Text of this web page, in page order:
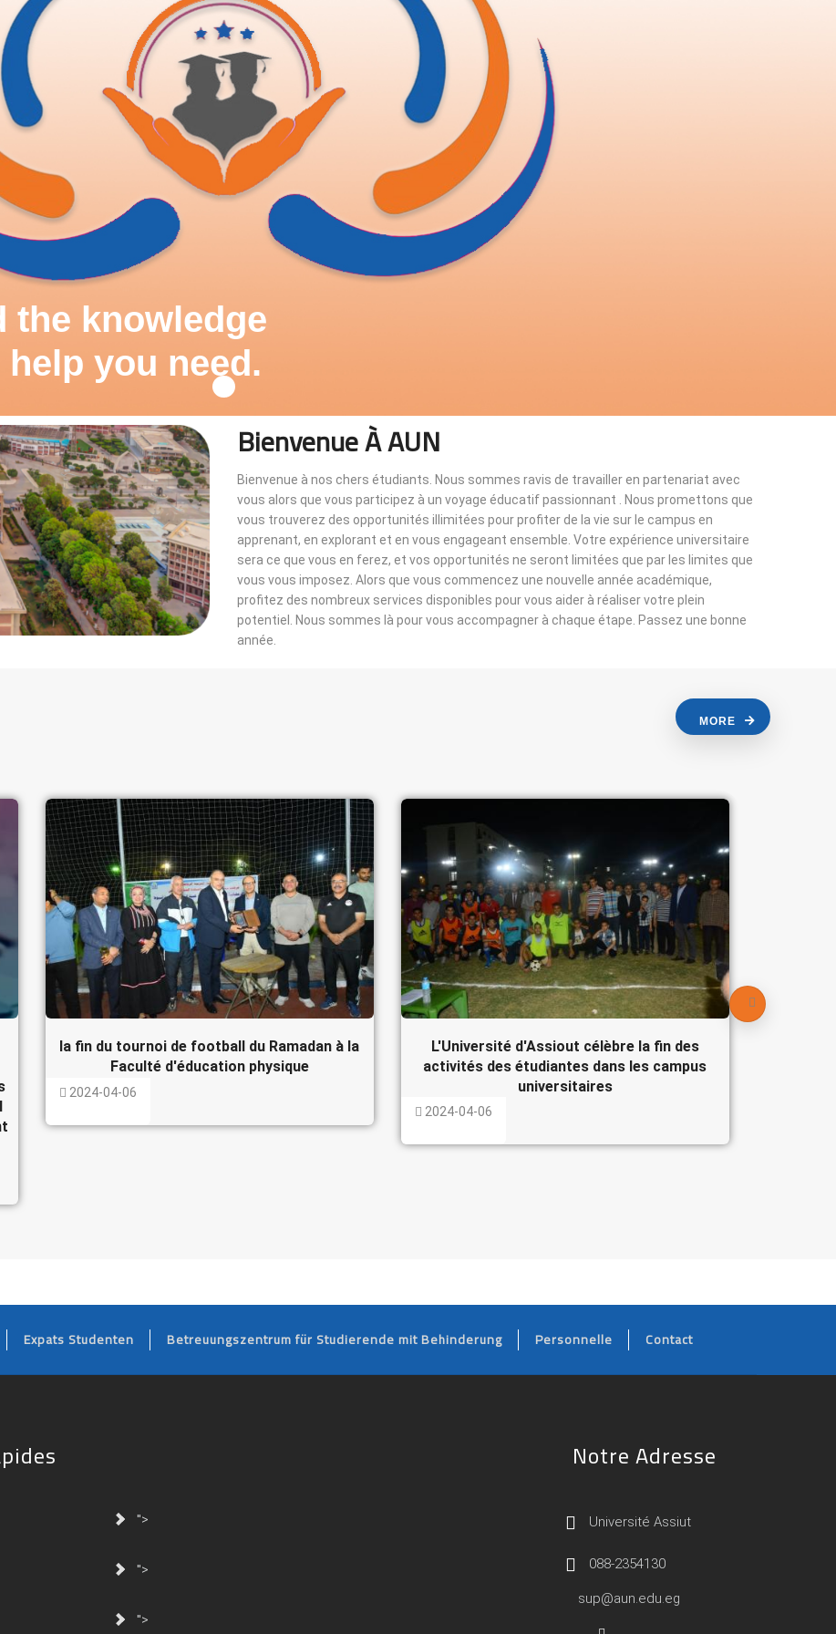
the knowledge
you need.
Bienvenue À AUN
Bienvenue à nos chers étudiants. Nous sommes ravis de travailler en partenariat avec
vous alors que vous participez à un voyage éducatif passionnant . Nous promettons que
vous trouverez des opportunités illimitées pour profiter de la vie sur le campus en
apprenant, en explorant et en vous engageant ensemble. Votre expérience universitaire
sera ce que vous en ferez, et vos opportunités ne seront limitées que par les limites que
vous vous imposez. Alors que vous commencez une nouvelle année académique,
profitez des nombreux services disponibles pour vous aider à réaliser votre plein
potentiel. Nous sommes là pour vous accompagner à chaque étape. Passez une bonne
année.
MORE
la fin du tournoi de football du Ramadan à la
Faculté d'éducation physique
2024-04-06
L'Université d'Assiout célèbre la fin des
activités des étudiantes dans les campus
universitaires
2024-04-06
FOOTER
Expats Studenten Betreuungszentrum für Studierende mit Behinderung Personnelle Contact
">
">
">
Notre Adresse
Université Assiut
088-2354130
sup@aun.edu.eg